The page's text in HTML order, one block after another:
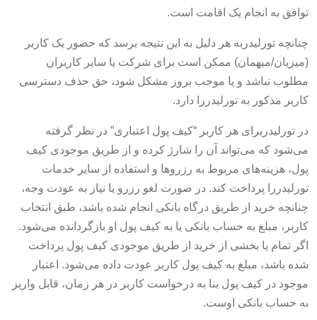
توافق به انجام یک اقامت است.
چنانچه تورلیدربه هر دلیل به این نتیجه برسد که حضور یک کاربر
(میزبان/میهمان) ممکن است برای شرکت یا سایر کاربران
مطلوب نباشد و یا موجب بروز مشکل شود، حق حذف دسترسی
کاربر مذکور به تورلیدررا دارد.
در تورلیدربرای هر کاربر “کیف پول اعتباری” در نظر گرفته
می‌شود که می‌تواند آن را شارژ کرده و از طریق موجودی کیف
پول، هزینه‌های مربوط به رزروها و استفاده از سایر خدمات
تورلیدررا پرداخت کند. در صورت لغو رزرو یا نیاز به عودت وجه،
چنانچه خرید از طریق درگاه بانکی انجام شده باشد، طبق انتخاب
کاربر، مبلغ به حساب بانکی یا به کیف پول او بازگردانده می‌شود.
اگر تمام یا بخشی از خرید از طریق موجودی کیف پول پرداخت
شده باشد، مبلغ به کیف پول کاربر عودت داده می‌شود. اعتبار
موجود در کیف پول بنا به درخواست کاربر در هر زمان، قابل واریز
به حساب بانکی اوست.